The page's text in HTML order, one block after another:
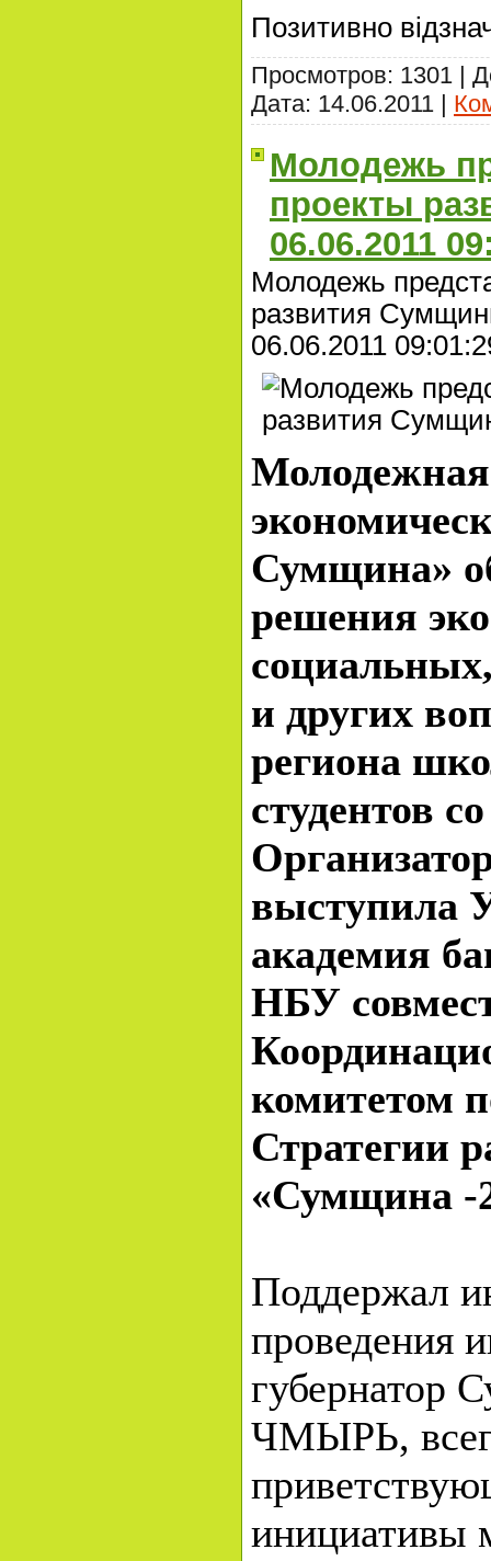
Позитивно
Просмотров: 1301 |
Дата: 14.06.2011
Молодежь
проекты
06.06.2011
Молодежь
развития
06.06.2011
Сумщина»
решения
и других
региона
студентов
выступила
академия
НБУ
комитетом
Стратегии
«Сумщина -
Поддержал
проведения
ЧМЫРЬ,
инициативы